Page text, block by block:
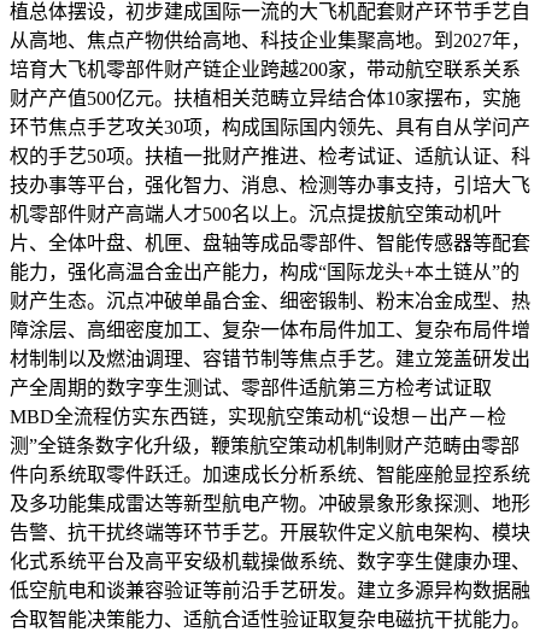
植总体摆设，初步建成国际一流的大飞机配套财产环节手艺自
从高地、焦点产物供给高地、科技企业集聚高地。到2027年，
培育大飞机零部件财产链企业跨越200家，带动航空联系关系
财产产值500亿元。扶植相关范畴立异结合体10家摆布，实施
环节焦点手艺攻关30项，构成国际国内领先、具有自从学问产
权的手艺50项。扶植一批财产推进、检考试证、适航认证、科
技办事等平台，强化智力、消息、检测等办事支持，引培大飞
机零部件财产高端人才500名以上。沉点提拔航空策动机叶
片、全体叶盘、机匣、盘轴等成品零部件、智能传感器等配套
能力，强化高温合金出产能力，构成“国际龙头+本土链从”的
财产生态。沉点冲破单晶合金、细密锻制、粉末冶金成型、热
障涂层、高细密度加工、复杂一体布局件加工、复杂布局件增
材制制以及燃油调理、容错节制等焦点手艺。建立笼盖研发出
产全周期的数字孪生测试、零部件适航第三方检考试证取
MBD全流程仿实东西链，实现航空策动机“设想－出产－检
测”全链条数字化升级，鞭策航空策动机制制财产范畴由零部
件向系统取零件跃迁。加速成长分析系统、智能座舱显控系统
及多功能集成雷达等新型航电产物。冲破景象形象探测、地形
告警、抗干扰终端等环节手艺。开展软件定义航电架构、模块
化式系统平台及高平安级机载操做系统、数字孪生健康办理、
低空航电和谈兼容验证等前沿手艺研发。建立多源异构数据融
合取智能决策能力、适航合适性验证取复杂电磁抗干扰能力。